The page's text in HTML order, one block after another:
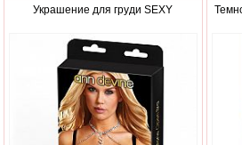
Украшение для груди SEXY